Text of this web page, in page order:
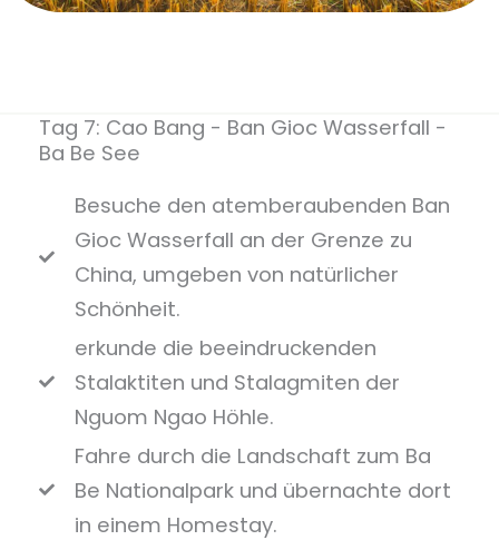
Tag 7: Cao Bang - Ban Gioc Wasserfall -
Ba Be See
Besuche den atemberaubenden Ban
Gioc Wasserfall an der Grenze zu
China, umgeben von natürlicher
Schönheit.
erkunde die beeindruckenden
Stalaktiten und Stalagmiten der
Nguom Ngao Höhle.
Fahre durch die Landschaft zum Ba
Be Nationalpark und übernachte dort
in einem Homestay.